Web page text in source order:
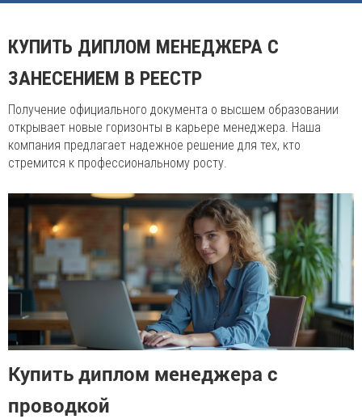
КУПИТЬ ДИПЛОМ МЕНЕДЖЕРА С
ЗАНЕСЕНИЕМ В РЕЕСТР
Получение официального документа о высшем образовании
открывает новые горизонты в карьере менеджера. Наша
компания предлагает надежное решение для тех, кто
стремится к профессиональному росту.
Купить диплом менеджера с
проводкой